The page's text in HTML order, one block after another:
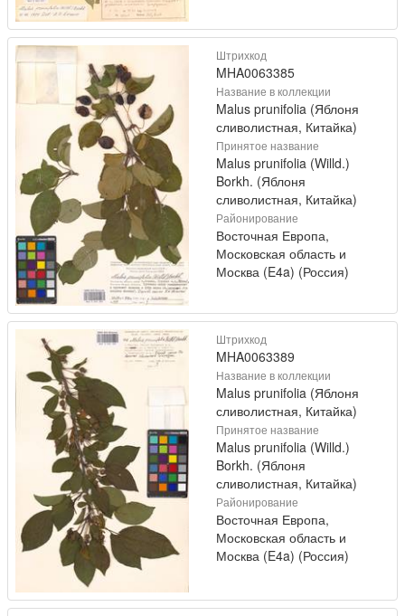
Штрихкод
MHA0063385
Название в коллекции
Malus prunifolia (Яблоня
сливолистная, Китайка)
Принятое название
Malus prunifolia (Willd.)
Borkh. (Яблоня
сливолистная, Китайка)
Районирование
Восточная Европа,
Московская область и
Москва (E4a) (Россия)
Штрихкод
MHA0063389
Название в коллекции
Malus prunifolia (Яблоня
сливолистная, Китайка)
Принятое название
Malus prunifolia (Willd.)
Borkh. (Яблоня
сливолистная, Китайка)
Районирование
Восточная Европа,
Московская область и
Москва (E4a) (Россия)